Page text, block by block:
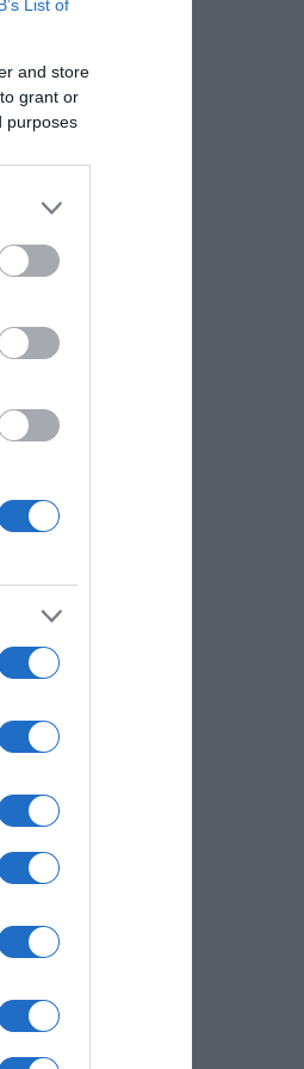
List of
and store
grant or
purposes
να